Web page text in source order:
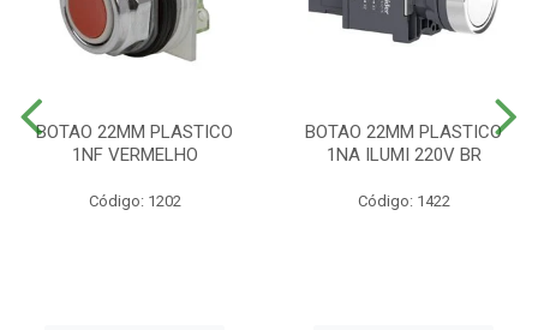
BOTAO 22MM PLASTICO
1NF VERMELHO
Código: 1202
BOTAO 22MM PLASTICO
1NA ILUMI 220V BR
Código: 1422